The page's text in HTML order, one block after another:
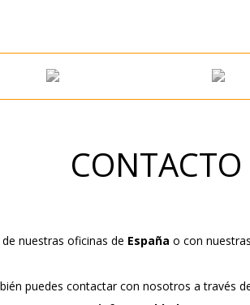
CONTACTO
nuestras oficinas de España o con
puedes contactar con nosotros a través